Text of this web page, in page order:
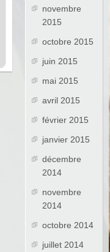
novembre
2015
octobre 2015
juin 2015
mai 2015
avril 2015
février 2015
janvier 2015
décembre
2014
novembre
2014
octobre 2014
juillet 2014